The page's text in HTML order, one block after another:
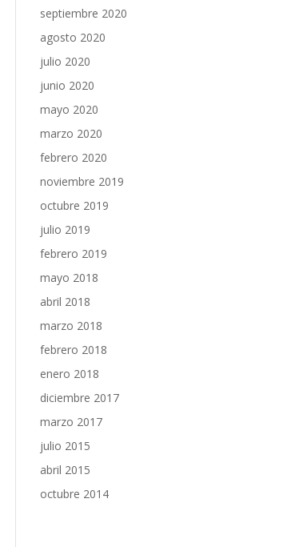
septiembre 2020
agosto 2020
julio 2020
junio 2020
mayo 2020
marzo 2020
febrero 2020
noviembre 2019
octubre 2019
julio 2019
febrero 2019
mayo 2018
abril 2018
marzo 2018
febrero 2018
enero 2018
diciembre 2017
marzo 2017
julio 2015
abril 2015
octubre 2014